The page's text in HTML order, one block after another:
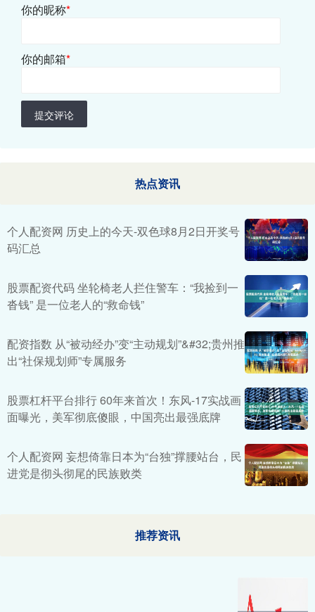
你的昵称*
你的邮箱*
提交评论
热点资讯
个人配资网 历史上的今天-双色球8月2日开奖号
码汇总
股票配资代码 坐轮椅老人拦住警车：“我捡到一
沓钱” 是一位老人的“救命钱”
配资指数 从“被动经办”变“主动规划”&#32;贵州推
出“社保规划师”专属服务
股票杠杆平台排行 60年来首次！东风-17实战画
面曝光，美军彻底傻眼，中国亮出最强底牌
个人配资网 妄想倚靠日本为“台独”撑腰站台，民
进党是彻头彻尾的民族败类
推荐资讯